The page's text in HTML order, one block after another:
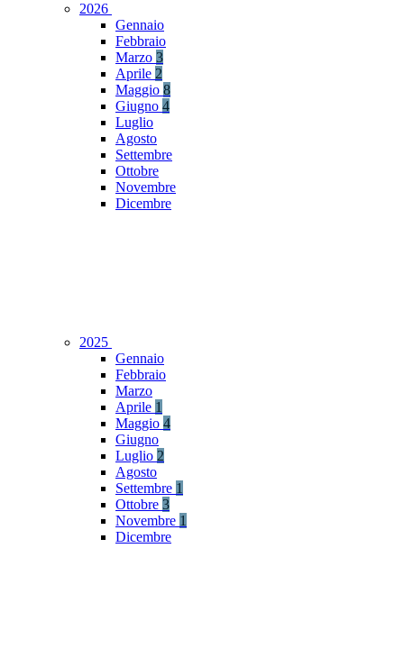
2026
Gennaio
Febbraio
Marzo 3
Aprile 2
Maggio 8
Giugno 4
Luglio
Agosto
Settembre
Ottobre
Novembre
Dicembre
2025
Gennaio
Febbraio
Marzo
Aprile 1
Maggio 4
Giugno
Luglio 2
Agosto
Settembre 1
Ottobre 3
Novembre 1
Dicembre